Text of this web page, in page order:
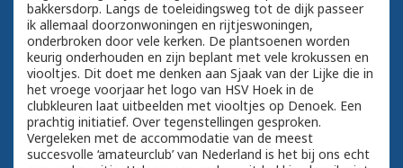
bakkersdorp. Langs de toeleidingsweg tot de dijk passeer
ik allemaal doorzonwoningen en rijtjeswoningen,
onderbroken door vele kerken. De plantsoenen worden
keurig onderhouden en zijn beplant met vele krokussen en
viooltjes. Dit doet me denken aan Sjaak van der Lijke die in
het vroege voorjaar het logo van HSV Hoek in de
clubkleuren laat uitbeelden met viooltjes op Denoek. Een
prachtig initiatief. Over tegenstellingen gesproken.
Vergeleken met de accommodatie van de meest
succesvolle ‘amateurclub’ van Nederland is het bij ons echt